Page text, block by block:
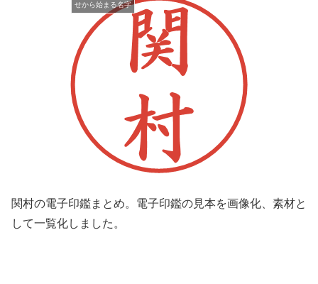
せから始まる名字
関村の電子印鑑まとめ。電子印鑑の見本を画像化、素材と
して一覧化しました。